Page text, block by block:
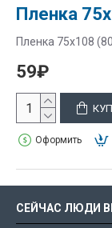
Пленка
Пленка 75х108
59₽
Оформить
СЕЙЧАС ЛЮДИ